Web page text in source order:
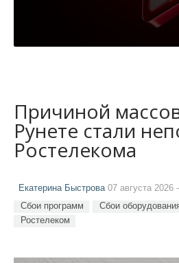
Причиной
Рунете стали
Ростелекома
Екатерина Быстрова07 августа 2026
Сбои программ Сбои
Ростелеком